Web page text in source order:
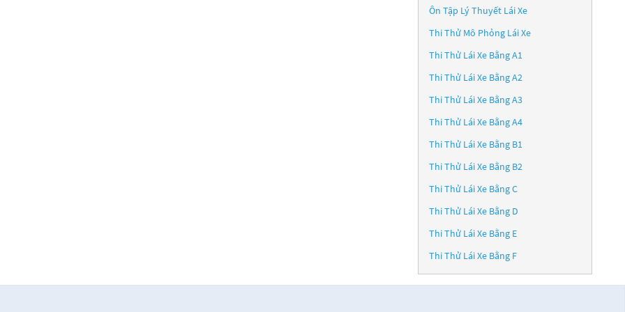
Ôn Tập Lý Thuyết Lái Xe
Thi Thử Mô Phỏng Lái Xe
Thi Thử Lái Xe Bằng A1
Thi Thử Lái Xe Bằng A2
Thi Thử Lái Xe Bằng A3
Thi Thử Lái Xe Bằng A4
Thi Thử Lái Xe Bằng B1
Thi Thử Lái Xe Bằng B2
Thi Thử Lái Xe Bằng C
Thi Thử Lái Xe Bằng D
Thi Thử Lái Xe Bằng E
Thi Thử Lái Xe Bằng F